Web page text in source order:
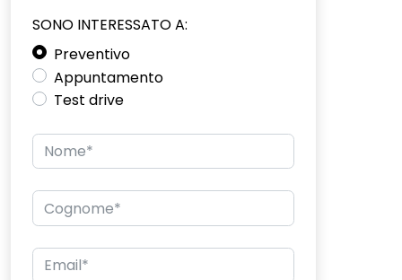
SONO INTERESSATO A:
Preventivo
Appuntamento
Test drive